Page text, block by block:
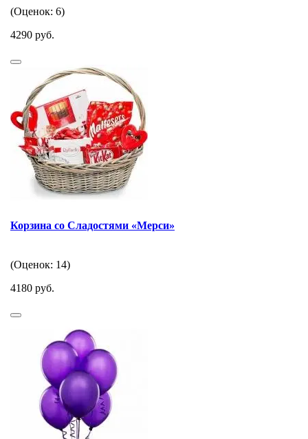
(Оценок: 6)
4290 руб.
Корзина со Сладостями «Мерси»
(Оценок: 14)
4180 руб.